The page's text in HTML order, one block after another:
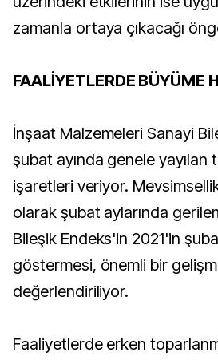
zamanla ortaya çıkacağı
FAALİYETLERDE BÜYÜME
İnşaat Malzemeleri Sanayi
şubat ayında genele yayılan
işaretleri veriyor.
olarak şubat aylarında
Bileşik Endeks'in 2021'in
göstermesi, önemli bir
değerlendiriliyor.
Faaliyetlerde erken